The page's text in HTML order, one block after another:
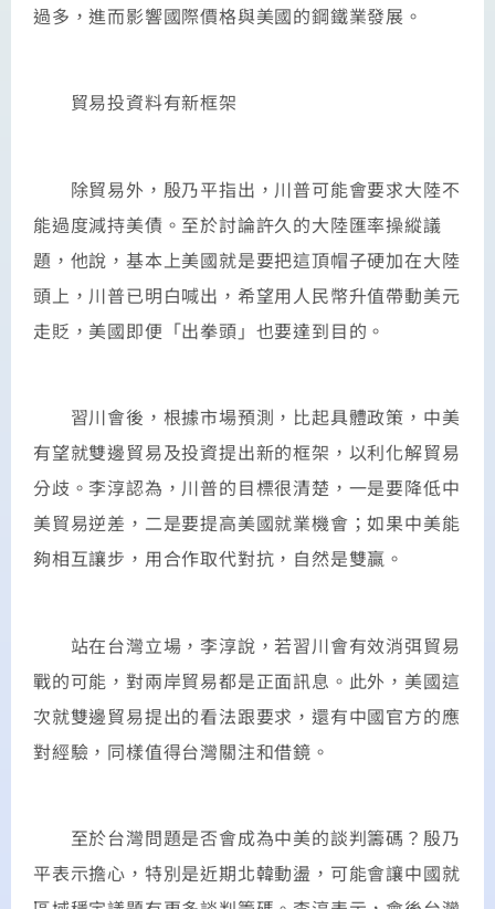
過多，進而影響國際價格與美國的鋼鐵業發展。
貿易投資料有新框架
除貿易外，殷乃平指出，川普可能會要求大陸不
能過度減持美債。至於討論許久的大陸匯率操縱議
題，他說，基本上美國就是要把這頂帽子硬加在大陸
頭上，川普已明白喊出，希望用人民幣升值帶動美元
走貶，美國即便「出拳頭」也要達到目的。
習川會後，根據市場預測，比起具體政策，中美
有望就雙邊貿易及投資提出新的框架，以利化解貿易
分歧。李淳認為，川普的目標很清楚，一是要降低中
美貿易逆差，二是要提高美國就業機會；如果中美能
夠相互讓步，用合作取代對抗，自然是雙贏。
站在台灣立場，李淳說，若習川會有效消弭貿易
戰的可能，對兩岸貿易都是正面訊息。此外，美國這
次就雙邊貿易提出的看法跟要求，還有中國官方的應
對經驗，同樣值得台灣關注和借鏡。
至於台灣問題是否會成為中美的談判籌碼？殷乃
平表示擔心，特別是近期北韓動盪，可能會讓中國就